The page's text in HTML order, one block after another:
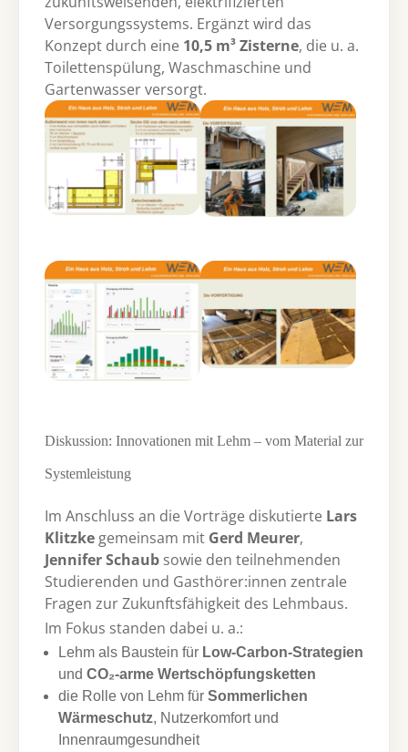
Show larger version Show larger version
Versorgungssystems. Ergänzt wird das
Konzept durch eine 10,5 m³ Zisterne, die u. a.
Toilettenspülung, Waschmaschine und
Gartenwasser versorgt.
Show larger version Show larger version
Diskussion: Innovationen mit Lehm – vom Material zur
Systemleistung
Im Anschluss an die Vorträge diskutierte Lars
Klitzke gemeinsam mit Gerd Meurer,
Jennifer Schaub sowie den teilnehmenden
Studierenden und Gasthörer:innen zentrale
Fragen zur Zukunftsfähigkeit des Lehmbaus.
Im Fokus standen dabei u. a.:
Lehm als Baustein für Low-Carbon-Strategien
und CO₂-arme Wertschöpfungsketten
die Rolle von Lehm für Sommerlichen
Wärmeschutz, Nutzerkomfort und
Innenraumgesundheit